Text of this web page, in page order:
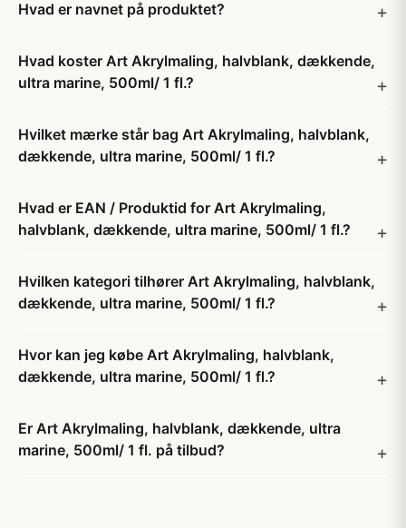
Hvad er navnet på produktet?
Hvad koster Art Akrylmaling, halvblank, dækkende,
ultra marine, 500ml/ 1 fl.?
Hvilket mærke står bag Art Akrylmaling, halvblank,
dækkende, ultra marine, 500ml/ 1 fl.?
Hvad er EAN / Produktid for Art Akrylmaling,
halvblank, dækkende, ultra marine, 500ml/ 1 fl.?
Hvilken kategori tilhører Art Akrylmaling, halvblank,
dækkende, ultra marine, 500ml/ 1 fl.?
Hvor kan jeg købe Art Akrylmaling, halvblank,
dækkende, ultra marine, 500ml/ 1 fl.?
Er Art Akrylmaling, halvblank, dækkende, ultra
marine, 500ml/ 1 fl. på tilbud?